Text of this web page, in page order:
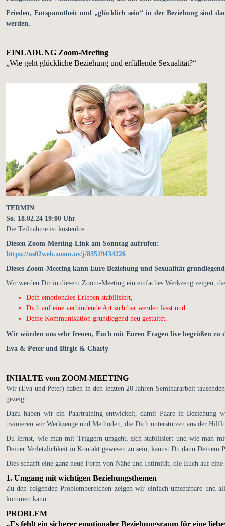
Frieden, Entspanntheit und „glücklich sein“ in der Beziehung sind
werden.
EINLADUNG Zoom-Meeting
„Wie geht glückliche Beziehung und erfüllende Sexualität?“
TERMIN
So. 18.02.24 19:00 Uhr
Die Teilnahme ist kostenlos.
Diesen Zoom-Meeting-Link am Sonntag aufrufen:
https://us02web.zoom.us/j/83519434226
Dieses Zoom-Meeting kann Eure Beziehung und Sexualität
Wir werden Dir in diesem Zoom-Meeting ein einfaches Werkzeug zeigen,
Dein emotionales Erleben stabilisiert,
Dich auf eine verbindende Art sichtbar werden lässt und
Deine Kommunikation grundlegend neu gestaltet.
Wir würden uns sehr freuen, Euch mit Euren Fragen live begrüßen zu
Eva & Peter und Birgit & Charly
INHALTE vom ZOOM-MEETING
Wir (Eva und Peter) haben in den letzten 20 Jahren Seminararbeit
gezeigt.
Dazu haben wir ein Paartraining entwickelt, damit Paare in Beziehung
trainieren wir Werkzeuge und Methoden, die Dich unterstützen aus der
Du lernst, wie man mit Triggern umgeht, sich stabilisiert und wie man
Deiner Verletzlichkeit in Kontakt gewesen zu sein, kannst Du dann
Dies schafft eine ganz neue Form von Nähe und Intimität, die Euch auf
1. Umgang mit wichtigen Beziehungsthemen
Zu den folgenden Problembereichen zeigen wir einfach umsetzbare und
kommen kann.
PROBLEM
„Es fehlt ein sicherer emotionaler Beziehungsraum für eine